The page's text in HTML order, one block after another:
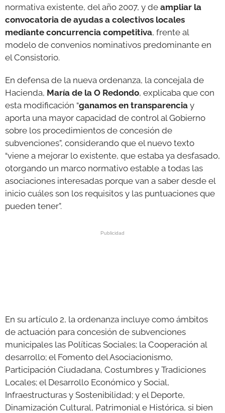
normativa existente, del año 2007, y de ampliar la
convocatoria de ayudas a colectivos locales
mediante concurrencia competitiva, frente al
modelo de convenios nominativos predominante en
el Consistorio.
En defensa de la nueva ordenanza, la concejala de
Hacienda, María de la O Redondo, explicaba que con
esta modificación “ganamos en transparencia y
aporta una mayor capacidad de control al Gobierno
sobre los procedimientos de concesión de
subvenciones”, considerando que el nuevo texto
“viene a mejorar lo existente, que estaba ya desfasado,
otorgando un marco normativo estable a todas las
asociaciones interesadas porque van a saber desde el
inicio cuáles son los requisitos y las puntuaciones que
pueden tener”.
En su artículo 2, la ordenanza incluye como ámbitos
de actuación para concesión de subvenciones
municipales las Políticas Sociales; la Cooperación al
desarrollo; el Fomento del Asociacionismo,
Participación Ciudadana, Costumbres y Tradiciones
Locales; el Desarrollo Económico y Social,
Infraestructuras y Sostenibilidad; y el Deporte,
Dinamización Cultural, Patrimonial e Histórica, si bien